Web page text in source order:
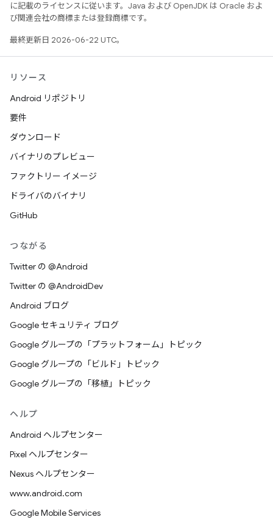
に記載のライセンスに従います。Java および OpenJDK は Oracle およ
び関連会社の商標または登録商標です。
最終更新日 2026-06-22 UTC。
リソース
Android リポジトリ
要件
ダウンロード
バイナリのプレビュー
ファクトリー イメージ
ドライバのバイナリ
GitHub
つながる
Twitter の @Android
Twitter の @AndroidDev
Android ブログ
Google セキュリティ ブログ
Google グループの「プラットフォーム」トピック
Google グループの「ビルド」トピック
Google グループの「移植」トピック
ヘルプ
Android ヘルプセンター
Pixel ヘルプセンター
Nexus ヘルプセンター
www.android.com
Google Mobile Services